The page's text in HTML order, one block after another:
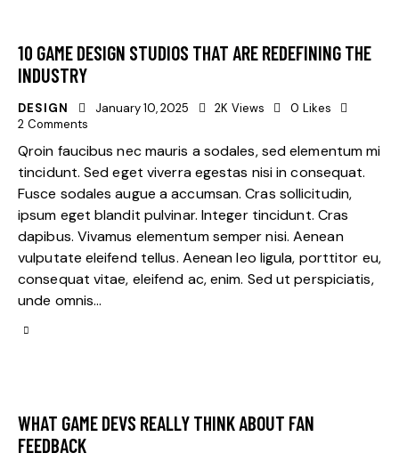
10 GAME DESIGN STUDIOS THAT ARE REDEFINING THE
INDUSTRY
DESIGN January 10, 2025 2K Views 0 Likes
2 Comments
Qroin faucibus nec mauris a sodales, sed elementum mi
tincidunt. Sed eget viverra egestas nisi in consequat.
Fusce sodales augue a accumsan. Cras sollicitudin,
ipsum eget blandit pulvinar. Integer tincidunt. Cras
dapibus. Vivamus elementum semper nisi. Aenean
vulputate eleifend tellus. Aenean leo ligula, porttitor eu,
consequat vitae, eleifend ac, enim. Sed ut perspiciatis,
unde omnis…
WHAT GAME DEVS REALLY THINK ABOUT FAN
FEEDBACK